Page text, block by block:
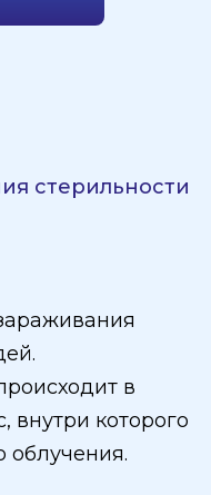
стерильности
в
внутри которого
облучения.